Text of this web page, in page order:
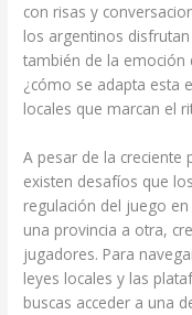
con risas y
los argentinos
también de la emoción
¿cómo se adapta esta
locales que marcan el
A pesar de la
existen desafíos que
regulación del juego
una provincia a otra,
jugadores. Para
leyes locales y las
buscas acceder a una